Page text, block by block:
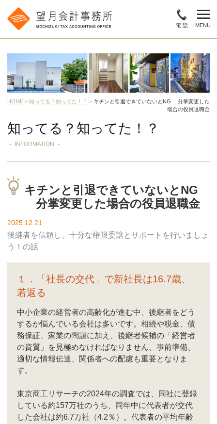
MENU
電 話
HOME > 知ってる？知ってた！？ > キチンと引退できていないとNG 分掌変更した
場合の役員退職金
知ってる？知ってた！？
－ INFORMATION －
キチンと引退できていないとNG
分掌変更した場合の役員退職金
2025.12.21
後継者を信頼し、十分な権限委譲とサポートを行いましょ
う！の話
１．「社長の交代」で新社長は16.7歳、
若返る
中小企業の経営者の高齢化が進む中、後継者をどう
するか悩んでいる会社は多いです。相続や税金、債
務保証、家業の問題に加え、後継者候補の「経営者
の資質」を見極めなければなりません。事前準備、
適切な情報伝達、関係者への配慮も重要となりま
す。
東京商工リサーチの2024年の調査では、同社に登録
している約157万社のうち、同年中に代表者が交代
した会社は約6.7万社（4.2％）。代表者の平均年齢